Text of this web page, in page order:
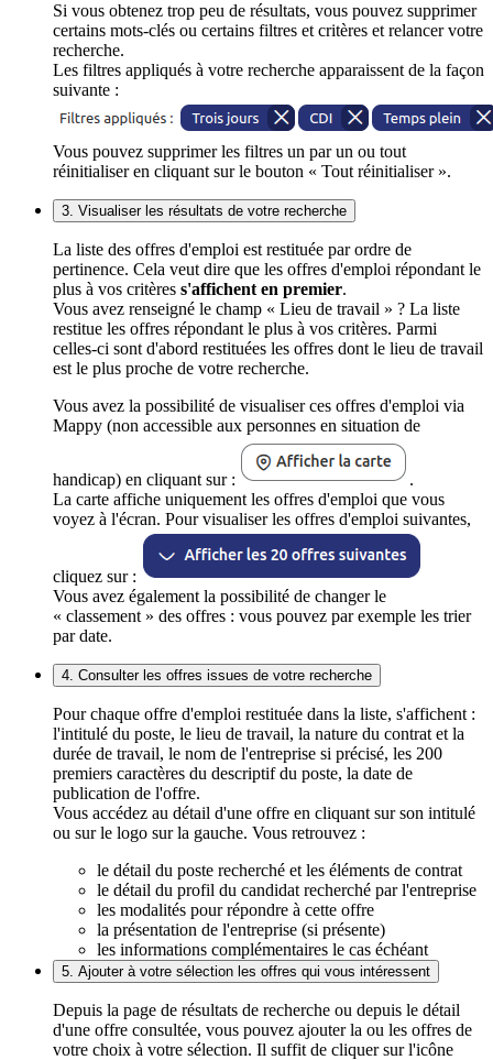
Si vous obtenez trop peu de résultats, vous pouvez supprimer
certains mots-clés ou certains filtres et critères et relancer votre
recherche.
Les filtres appliqués à votre recherche apparaissent de la façon
suivante :
Vous pouvez supprimer les filtres un par un ou tout
réinitialiser en cliquant sur le bouton « Tout réinitialiser ».
3. Visualiser les résultats de votre recherche
La liste des offres d'emploi est restituée par ordre de
pertinence. Cela veut dire que les offres d'emploi répondant le
plus à vos critères s'affichent en premier.
Vous avez renseigné le champ « Lieu de travail » ? La liste
restitue les offres répondant le plus à vos critères. Parmi
celles-ci sont d'abord restituées les offres dont le lieu de travail
est le plus proche de votre recherche.
Vous avez la possibilité de visualiser ces offres d'emploi via
Mappy (non accessible aux personnes en situation de
handicap) en cliquant sur :
.
La carte affiche uniquement les offres d'emploi que vous
voyez à l'écran. Pour visualiser les offres d'emploi suivantes,
cliquez sur :
Vous avez également la possibilité de changer le
« classement » des offres : vous pouvez par exemple les trier
par date.
4. Consulter les offres issues de votre recherche
Pour chaque offre d'emploi restituée dans la liste, s'affichent :
l'intitulé du poste, le lieu de travail, la nature du contrat et la
durée de travail, le nom de l'entreprise si précisé, les 200
premiers caractères du descriptif du poste, la date de
publication de l'offre.
Vous accédez au détail d'une offre en cliquant sur son intitulé
ou sur le logo sur la gauche. Vous retrouvez :
le détail du poste recherché et les éléments de contrat
le détail du profil du candidat recherché par l'entreprise
les modalités pour répondre à cette offre
la présentation de l'entreprise (si présente)
les informations complémentaires le cas échéant
5. Ajouter à votre sélection les offres qui vous intéressent
Depuis la page de résultats de recherche ou depuis le détail
d'une offre consultée, vous pouvez ajouter la ou les offres de
votre choix à votre sélection. Il suffit de cliquer sur l'icône